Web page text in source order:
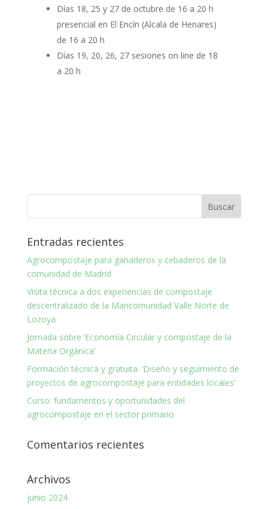
Días 18, 25 y 27 de octubre de 16 a 20 h
presencial en El Encín (Alcala de Henares)
de 16 a 20 h
Días 19, 20, 26, 27 sesiones on line de 18
a 20 h
Entradas recientes
Agrocompostaje para ganaderos y cebaderos de la
comunidad de Madrid
Visita técnica a dos experiencias de compostaje
descentralizado de la Mancomunidad Valle Norte de
Lozoya
Jornada sobre ‘Economía Circular y compostaje de la
Materia Orgánica’
Formación técnica y gratuita: ‘Diseño y seguimiento de
proyectos de agrocompostaje para entidades locales’
Curso: fundamentos y oportunidades del
agrocompostaje en el sector primario
Comentarios recientes
Archivos
junio 2024